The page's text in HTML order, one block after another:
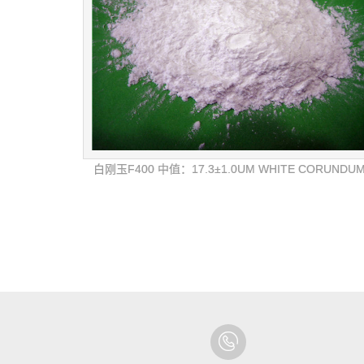
白刚玉F400 中值：17.3±1.0UM WHITE